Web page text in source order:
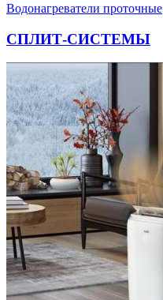
Водонагреватели проточные
СПЛИТ-СИСТЕМЫ